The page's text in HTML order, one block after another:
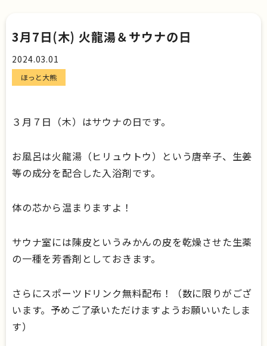
3月7日(木) 火龍湯＆サウナの日
2024.03.01
ほっと大熊
３月７日（木）はサウナの日です。
お風呂は火龍湯（ヒリュウトウ）という唐辛子、生姜
等の成分を配合した入浴剤です。
体の芯から温まりますよ！
サウナ室には陳皮というみかんの皮を乾燥させた生薬
の一種を芳香剤としておきます。
さらにスポーツドリンク無料配布！（数に限りがござ
います。予めご了承いただけますようお願いいたしま
す）